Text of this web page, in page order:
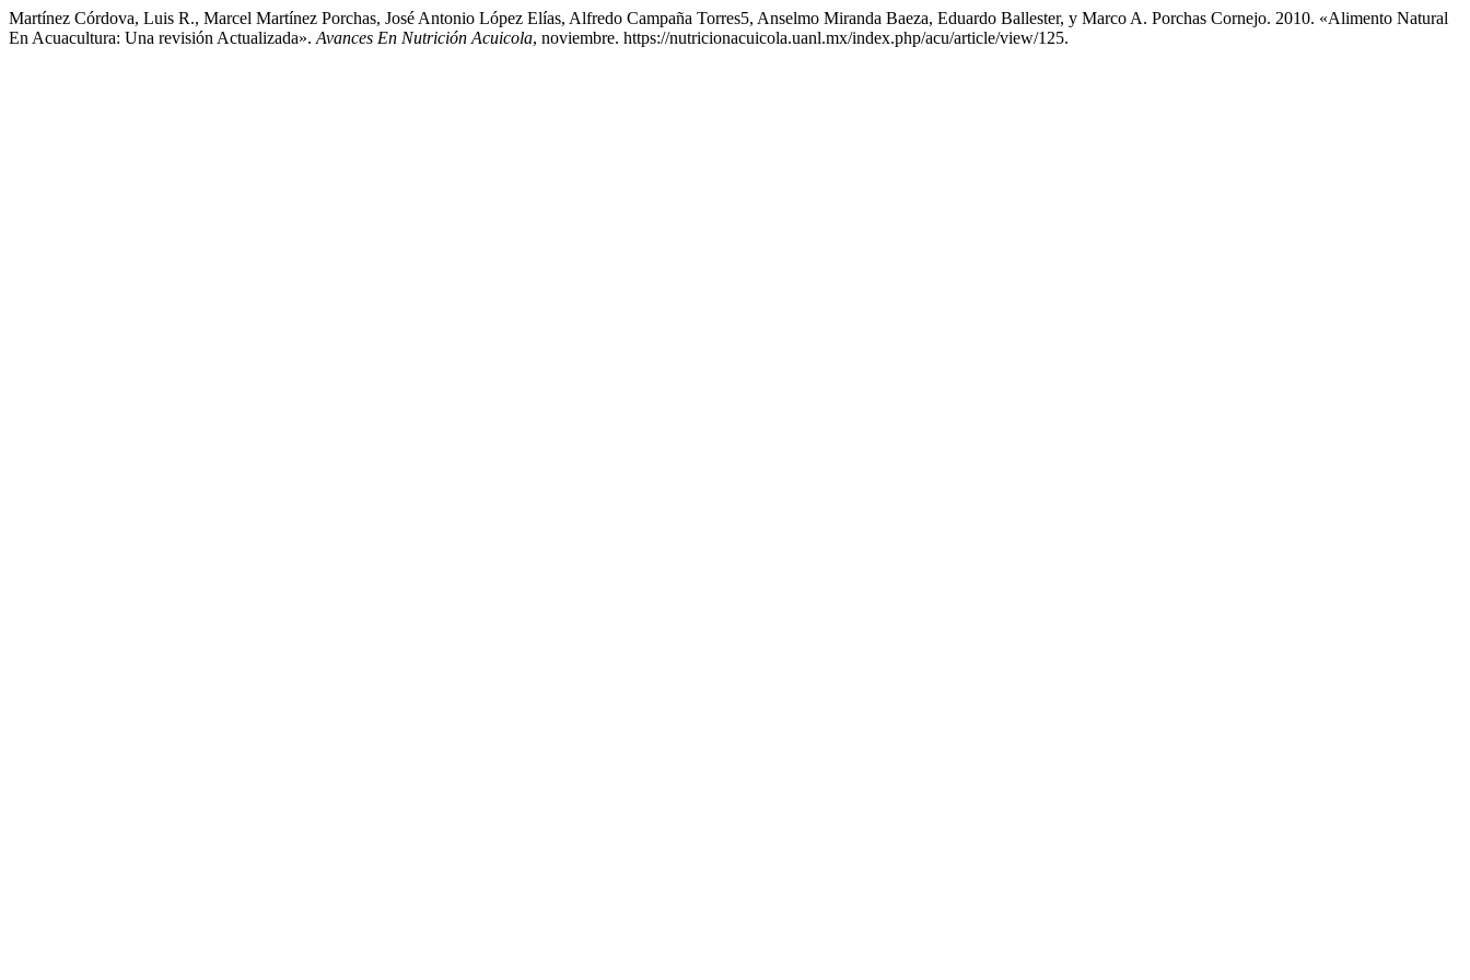
Martínez Córdova, Luis R., Marcel Martínez Porchas, José Antonio López Elías, Alfredo Campaña Torres5, Anselmo Miranda Baeza, Eduardo Ballester, y Marco A. Porchas Cornejo. 2010. «Alimento Natural
En Acuacultura: Una revisión Actualizada». Avances En Nutrición Acuicola, noviembre. https://nutricionacuicola.uanl.mx/index.php/acu/article/view/125.